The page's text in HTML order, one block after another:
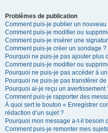
Problèmes de publication
Comment puis-je publier un
Comment puis-je modifier ou
Comment puis-je insérer une
Comment puis-je créer un sondage ?
Pourquoi ne puis-je pas ajouter plus
Comment puis-je modifier ou
Pourquoi ne puis-je pas accéder à
Pourquoi ne puis-je pas transférer
Pourquoi ai-je reçu un avertissement
Comment puis-je rapporter des
À quoi sert le bouton « Enregistrer
rédaction d’un sujet ?
Pourquoi mon message a-t-il besoin
Comment puis-je remonter mes